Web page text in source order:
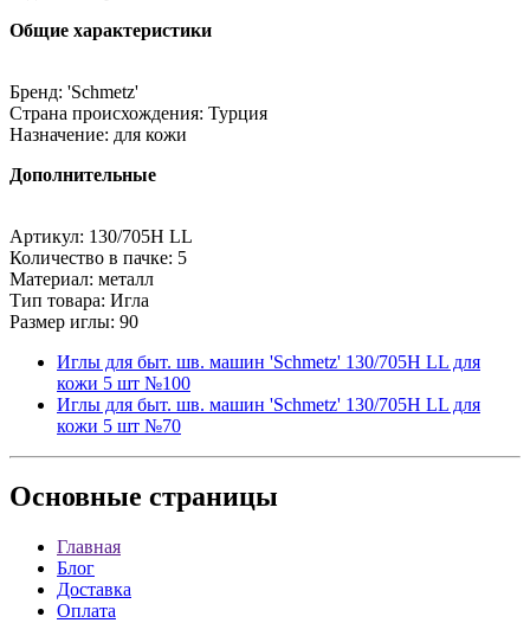
Общие характеристики
Бренд: 'Schmetz'
Страна происхождения: Турция
Назначение: для кожи
Дополнительные
Артикул: 130/705Н LL
Количество в пачке: 5
Материал: металл
Тип товара: Игла
Размер иглы: 90
Иглы для быт. шв. машин 'Schmetz' 130/705Н LL для
кожи 5 шт №100
Иглы для быт. шв. машин 'Schmetz' 130/705Н LL для
кожи 5 шт №70
Основные страницы
Главная
Блог
Доставка
Оплата